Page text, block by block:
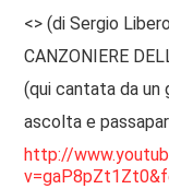
<> (di Sergio
CANZONIERE
(qui cantata da un
ascolta e
http://